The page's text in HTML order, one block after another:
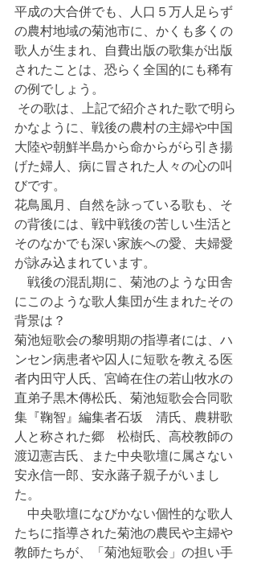
平成の大合併でも、人口５万人足らず
の農村地域の菊池市に、かくも多くの
歌人が生まれ、自費出版の歌集が出版
されたことは、恐らく全国的にも稀有
の例でしょう。
かなように、戦後の農村の主婦や中国
大陸や朝鮮半島から命からがら引き揚
げた婦人、病に冒された人々の心の叫
びです。
花鳥風月、自然を詠っている歌も、そ
の背後には、戦中戦後の苦しい生活と
そのなかでも深い家族への愛、夫婦愛
が詠み込まれています。
戦後の混乱期に、菊池のような田舎
にこのような歌人集団が生まれたその
背景は？
菊池短歌会の黎明期の指導者には、ハ
ンセン病患者や囚人に短歌を教える医
者内田守人氏、宮崎在住の若山牧水の
直弟子黒木傳松氏、菊池短歌会合同歌
集『鞠智』編集者石坂　清氏、農耕歌
人と称された郷　松樹氏、高校教師の
渡辺憲吉氏、また中央歌壇に属さない
安永信一郎、安永蕗子親子がいまし
た。
中央歌壇になびかない個性的な歌人
たちに指導された菊池の農民や主婦や
教師たちが、「菊池短歌会」の担い手